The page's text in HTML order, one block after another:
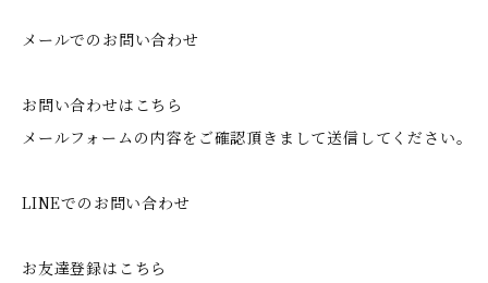
メールでのお問い合わせ
お問い合わせはこちら
メールフォームの内容をご確認頂きまして送信してください。
LINEでのお問い合わせ
お友達登録はこちら